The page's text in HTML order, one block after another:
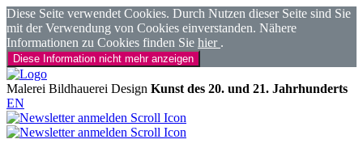
Diese Seite verwendet Cookies. Durch Nutzen dieser Seite sind Sie
mit der Verwendung von Cookies einverstanden. Nähere
Informationen zu Cookies finden Sie hier .
Diese Information nicht mehr anzeigen
Malerei Bildhauerei Design Kunst des 20. und 21. Jahrhunderts
EN